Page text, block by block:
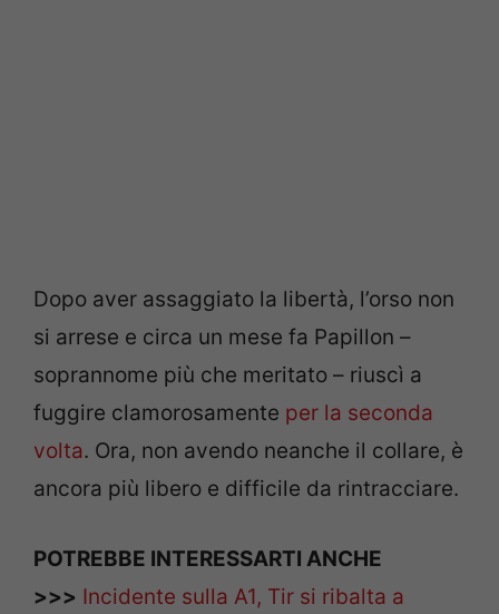
Dopo aver assaggiato la libertà, l’orso non
si arrese e circa un mese fa Papillon –
soprannome più che meritato – riuscì a
fuggire clamorosamente per la seconda
volta. Ora, non avendo neanche il collare, è
ancora più libero e difficile da rintracciare.
POTREBBE INTERESSARTI ANCHE
>>> Incidente sulla A1, Tir si ribalta a